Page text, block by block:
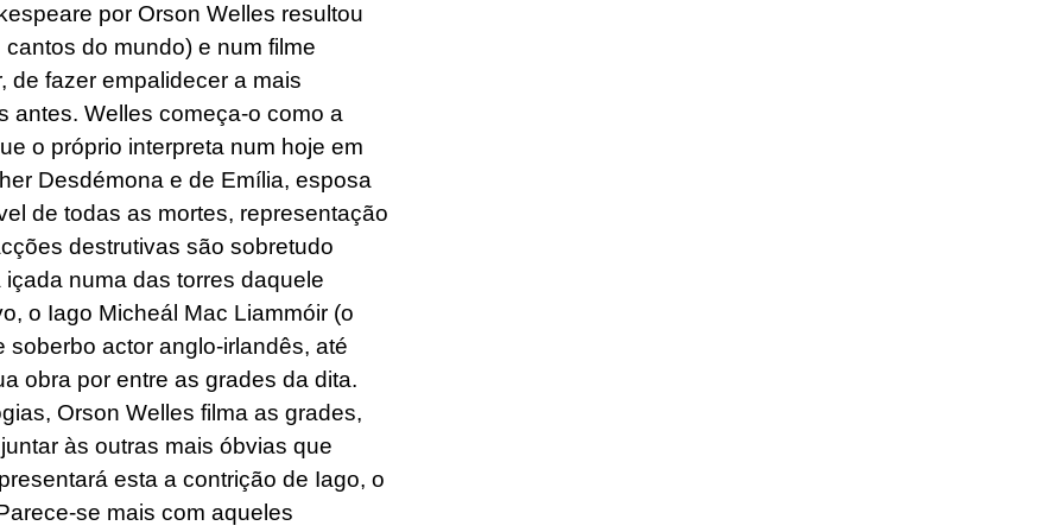
por Orson Welles resultou
do mundo) e num filme
de fazer empalidecer a mais
antes. Welles começa-o como a
o próprio interpreta num hoje em
Desdémona e de Emília, esposa
de todas as mortes, representação
destrutivas são sobretudo
numa das torres daquele
o Iago Micheál Mac Liammóir (o
actor anglo-irlandês, até
obra por entre as grades da dita.
Orson Welles filma as grades,
às outras mais óbvias que
esta a contrição de Iago, o
se mais com aqueles